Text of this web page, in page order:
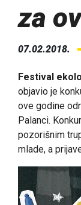
za
07.02.2018.
Festival
objavio je
ove godine
Palanci.
pozorišnim
mlade, a